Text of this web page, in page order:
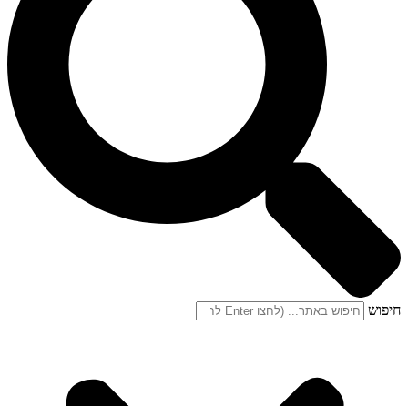
חיפוש